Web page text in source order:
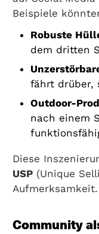
Beispiele
Robuste
dem dritten
fährt drüber,
Outdoor-
nach einem
Diese
USP(Unique
Aufmerksamkeit.
Community